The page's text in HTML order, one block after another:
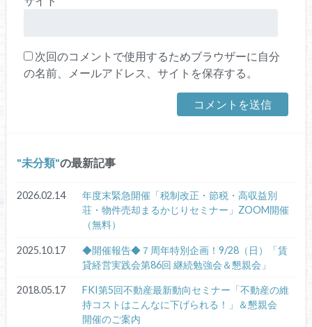
次回のコメントで使用するためブラウザーに自分
の名前、メールアドレス、サイトを保存する。
未分類 の最新記事
2026.02.14
年度末緊急開催「税制改正・節税・高収益別
荘・物件売却まるかじりセミナー」ZOOM開催
（無料）
2025.10.17
◆開催報告◆７周年特別企画！9/28（日）「賃
貸経営実践会第86回 継続勉強会＆懇親会」
2018.05.17
FKI第5回不動産最新動向セミナー「不動産の維
持コストはこんなに下げられる！」＆懇親会
開催のご案内